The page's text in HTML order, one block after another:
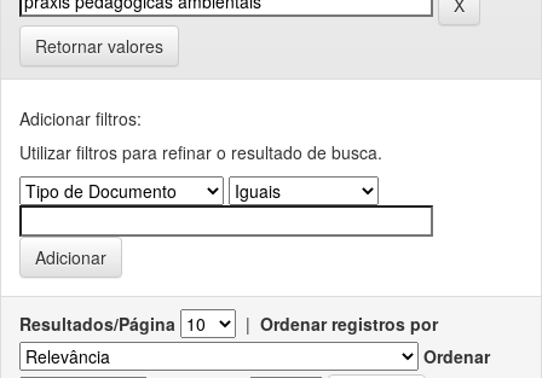
Retornar valores
Adicionar filtros:
Utilizar filtros para refinar o resultado de busca.
Resultados/Página | Ordenar registros por
Ordenar